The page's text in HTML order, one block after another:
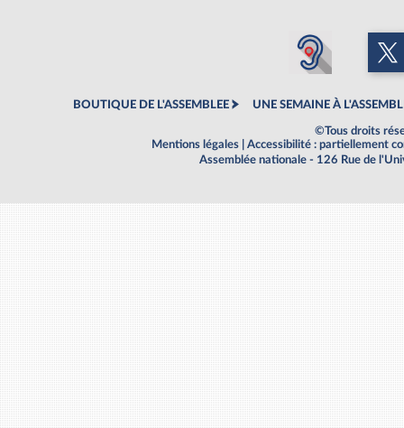
BOUTIQUE DE L'ASSEMBLEE UNE SEMAINE À
©Tous droits
Mentions légales
Accessibilité : partiellement
Assemblée nationale - 126 Rue de